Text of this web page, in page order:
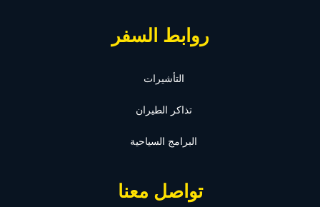
روابط السفر
التأشيرات
تذاكر الطيران
البرامج السياحية
تواصل معنا